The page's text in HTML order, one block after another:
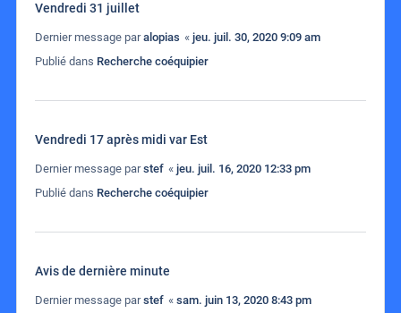
Vendredi 31 juillet
Dernier message paralopias « jeu. juil. 30, 2020 9:09 am
Publié dans Recherche coéquipier
Vendredi 17 après midi var Est
Dernier message parstef « jeu. juil. 16, 2020 12:33 pm
Publié dans Recherche coéquipier
Avis de dernière minute
Dernier message parstef « sam. juin 13, 2020 8:43 pm